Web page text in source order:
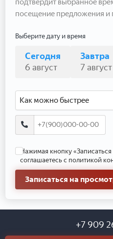
посещение предложения и
Выберите дату и время
Сегодня
6 август
Завтра
7 август
Как можно быстрее
Нажимая кнопку
соглашаетесь с политикой
Записаться на
+7 909